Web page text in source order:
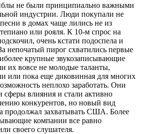
не были принципиально важными
индустрии. Люди покупали не
в домах чаще лились не из
или рояля. К 10-м спрос на
очень кстати подоспела и
непочатый пирог схватились первые
крупные звукозаписывающие
их вовсе не молодые таланты,
или пока еще диковинная для многих
неплохо заработать. Они
сферы влияния и стали активно
конкурентов, но новый вид
продолжал захватывать США. Более
компании все равно
своего слушателя.